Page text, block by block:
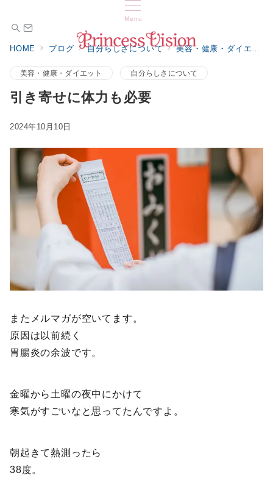
Menu
HOME ブログ 自分らしさについて 美容・健康・ダイエット
美容・健康・ダイエット 自分らしさについて
引き寄せに体力も必要
2024年10月10日
またメルマガが空いてます。
原因は以前続く
胃腸炎の余波です。
金曜から土曜の夜中にかけて
寒気がすごいなと思ってたんですよ。
朝起きて熱測ったら
38度。